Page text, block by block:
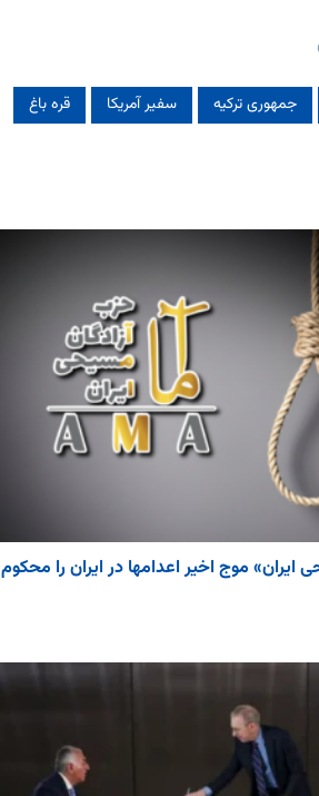
جمهوری ترکیه سفیر آمریکا قره باغ
ایران» موج اخیر اعدامها در ایران را محکوم